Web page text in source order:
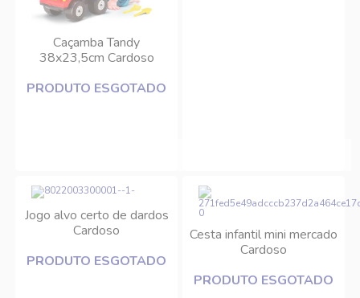
Caçamba Tandy
38x23,5cm Cardoso
PRODUTO ESGOTADO
Jogo alvo certo de dardos
Cardoso
PRODUTO ESGOTADO
Cesta infantil mini mercado
Cardoso
PRODUTO ESGOTADO